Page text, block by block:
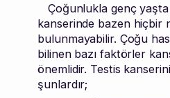
Çoğunlukla genç
kanserinde bazen hiçbir
bulunmayabilir. Çoğu
bilinen bazı faktörler
önemlidir. Testis
şunlardır;